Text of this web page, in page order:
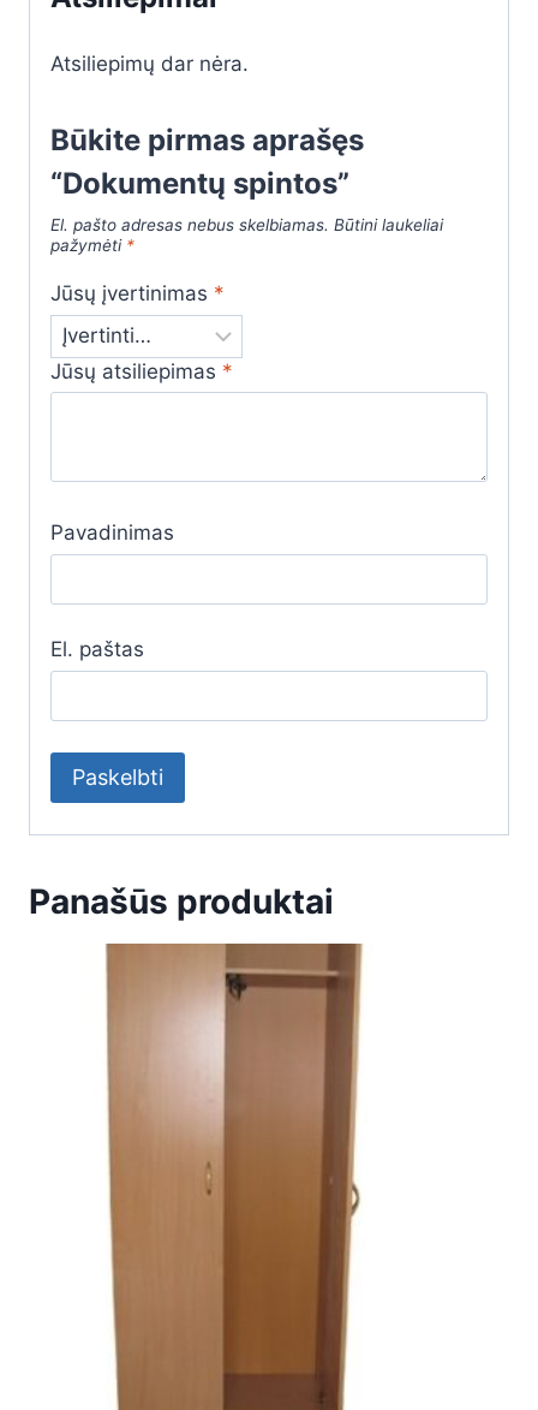
Atsiliepimų dar nėra.
Būkite pirmas aprašęs
“Dokumentų spintos”
El. pašto adresas nebus skelbiamas. Būtini laukeliai
pažymėti *
Jūsų įvertinimas *
Jūsų atsiliepimas *
Pavadinimas
El. paštas
Panašūs produktai